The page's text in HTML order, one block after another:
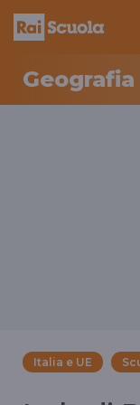
Geografia
Italia e UE